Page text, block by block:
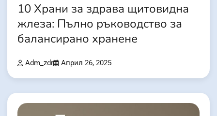
10 Храни за здрава щитовидна
жлеза: Пълно ръководство за
балансирано хранене
Adm_zdr Април 26, 2025